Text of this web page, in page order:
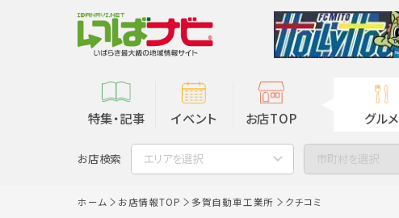
特集・記事 イベント お店TOP グルメ
お店検索 エリアを選択 市町村を選択
ホーム お店情報TOP 多賀自動車工業所 クチコミ